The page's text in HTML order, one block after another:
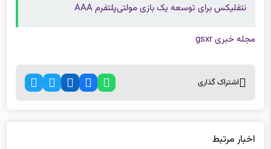
نتفلیکس برای توسعه یک بازی مولتی‌پلتفرم AAA
مجله خبری gsxr
اشتراک گذاری
اخبار مرتبط